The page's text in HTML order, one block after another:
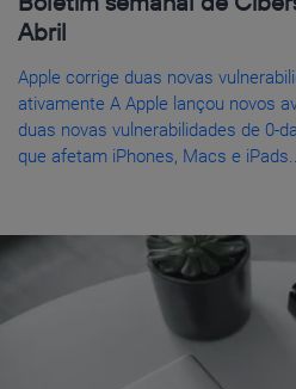
Abril
Apple corrige duas novas
ativamente A Apple lançou novos
duas novas vulnerabilidades de 0-
que afetam iPhones, Macs e iPads....